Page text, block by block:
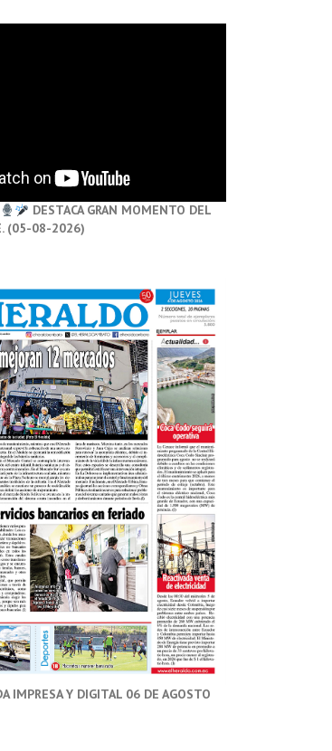
DESTACA GRAN MOMENTO DEL
(05-08-2026)
IMPRESA Y DIGITAL 06 DE AGOSTO